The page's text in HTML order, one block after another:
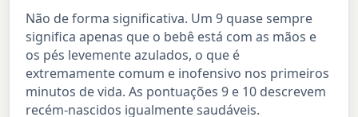
Não de forma significativa. Um 9 quase sempre
significa apenas que o bebê está com as mãos e
os pés levemente azulados, o que é
extremamente comum e inofensivo nos primeiros
minutos de vida. As pontuações 9 e 10 descrevem
recém-nascidos igualmente saudáveis.